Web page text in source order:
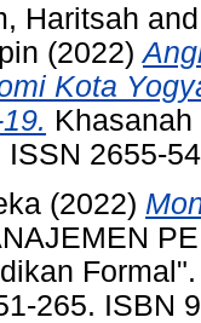
Haritsah
(2022)
Kota
ISSN 2655-
(2022)
265. ISBN